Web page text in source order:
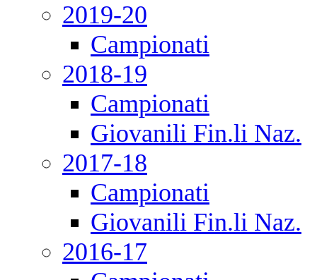
2019-20
Campionati
2018-19
Campionati
Giovanili Fin.li Naz.
2017-18
Campionati
Giovanili Fin.li Naz.
2016-17